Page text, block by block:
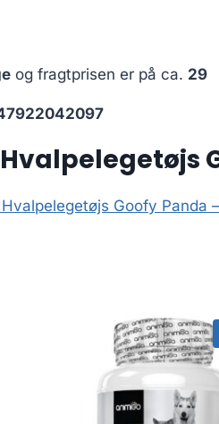
og fragtprisen er på ca. 29
Goofy Panda